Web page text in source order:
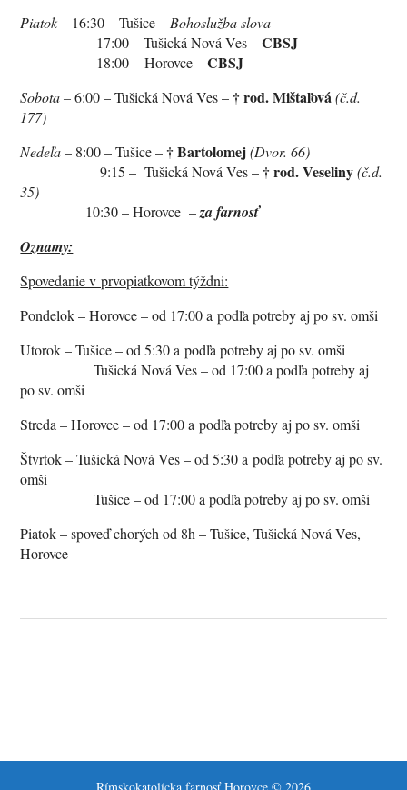
Piatok– 16:30 – Tušice –Bohoslužba slova
17:00 – Tušická Nová Ves –CBSJ
18:00–Horovce –CBSJ
Sobota –6:00 – Tušická Nová Ves –†rod. Mištaľová(č.d.
177)
Nedeľa– 8:00 – Tušice –†Bartolomej(Dvor. 66)
9:15 – Tušická Nová Ves –†rod. Veseliny(č.d.
35)
10:30 – Horovce –za farnosť
Oznamy:
Spovedanie v prvopiatkovom týždni:
Pondelok – Horovce – od 17:00 a podľa potreby aj po sv. omši
Utorok – Tušice – od 5:30 a podľa potreby aj po sv. omši
Tušická Nová Ves – od 17:00 a podľa potreby aj
po sv. omši
Streda – Horovce – od 17:00 a podľa potreby aj po sv. omši
Štvrtok – Tušická Nová Ves – od 5:30 a podľa potreby aj po sv.
omši
Tušice – od 17:00 a podľa potreby aj po sv. omši
Piatok – spoveď chorých od 8h – Tušice, Tušická Nová Ves,
Horovce